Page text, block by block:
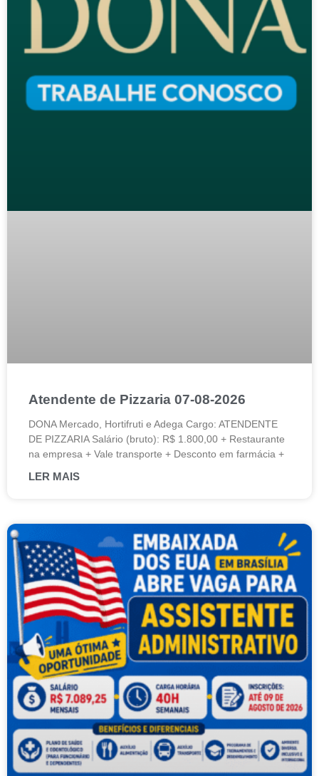
Atendente de Pizzaria 07-08-2026
DONA Mercado, Hortifruti e Adega Cargo: ATENDENTE
DE PIZZARIA Salário (bruto): R$ 1.800,00 + Restaurante
na empresa + Vale transporte + Desconto em farmácia +
LER MAIS